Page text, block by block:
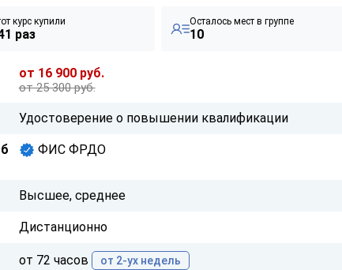
курс купили
раз
Осталось мест в группе
10
от 16 900 руб.
от 25 300 руб.
Удостоверение о повышении квалификации
ФИС ФРДО
Высшее, среднее
Дистанционно
от 72 часов от 2-ух недель